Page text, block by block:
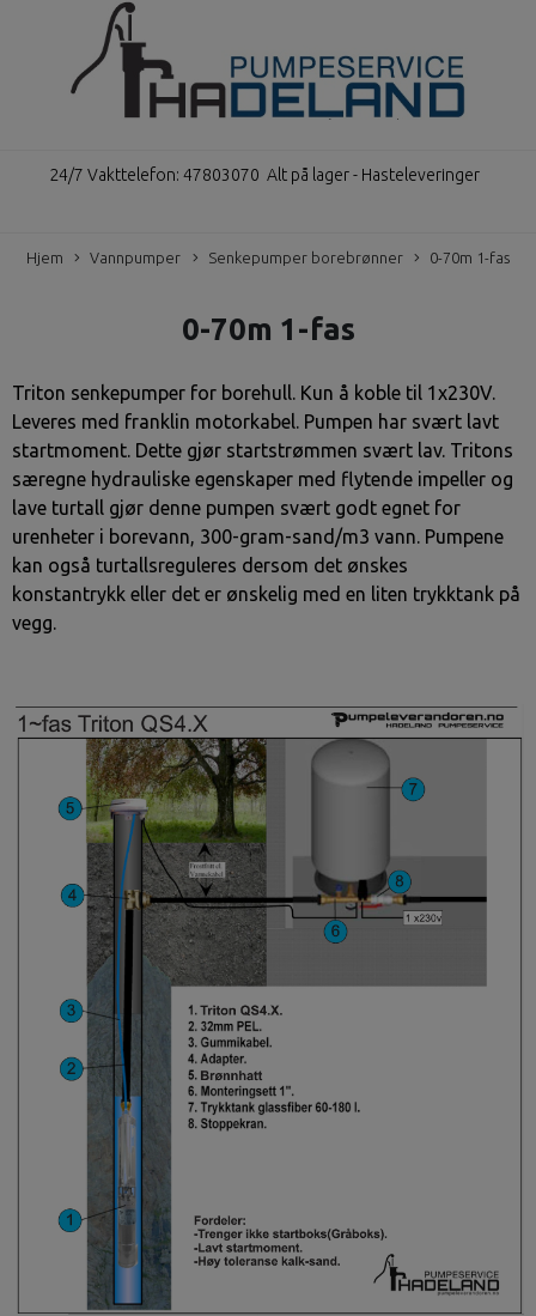
24/7 Vakttelefon: 47803070 Alt på lager - Hasteleveringer
Hjem Vannpumper Senkepumper borebrønner 0-70m 1-fas
0-70m 1-fas
Triton senkepumper for borehull. Kun å koble til 1x230V.
Leveres med franklin motorkabel. Pumpen har svært lavt
startmoment. Dette gjør startstrømmen svært lav. Tritons
særegne hydrauliske egenskaper med flytende impeller og
lave turtall gjør denne pumpen svært godt egnet for
urenheter i borevann, 300-gram-sand/m3 vann. Pumpene
kan også turtallsreguleres dersom det ønskes
konstantrykk eller det er ønskelig med en liten trykktank på
vegg.